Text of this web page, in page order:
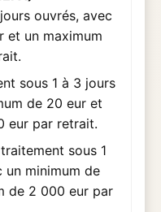
ouvrés, avec
et un maximum
sous 1 à 3 jours
de 20 eur et
eur par retrait.
sous 1
un minimum de
de 2 000 eur par